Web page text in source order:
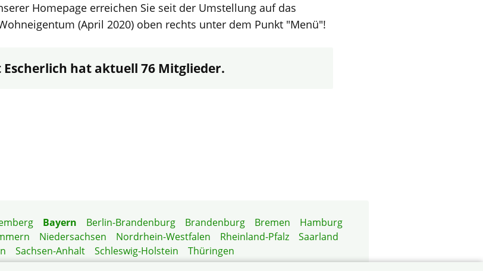
Homepage erreichen Sie seit der Umstellung auf das
(April 2020) oben rechts unter dem Punkt "Menü"!
hat aktuell 76 Mitglieder.
Bayern Berlin-Brandenburg Brandenburg Bremen
Hamburg
Niedersachsen Nordrhein-Westfalen Rheinland-Pfalz
Saarland
Sachsen-Anhalt Schleswig-Holstein
Thüringen